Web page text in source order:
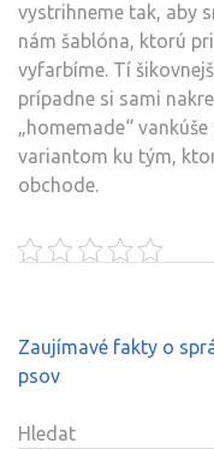
vystrihneme tak, aby
nám šablóna, ktorú
vyfarbíme. Tí
prípadne si sami
„homemade“
variantom ku tým,
obchode.
Navigace
pro
Zaujímavé fakty o
psov
Hledat